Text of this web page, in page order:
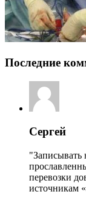
Последние
Сергей
"Записывать
перевозки
источникам